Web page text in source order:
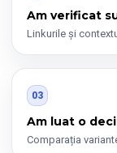
Am verificat
Linkurile și
03
Am luat o
Comparația